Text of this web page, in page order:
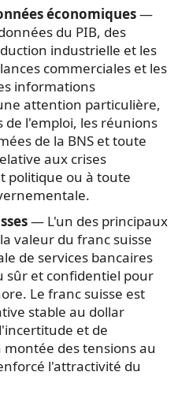
économiques—
du PIB, des
industrielle et les
commerciales et les
informations
attention particulière,
l'emploi, les réunions
de la BNS et toute
aux crises
politique ou à toute
— L'un des principaux
valeur du franc suisse
de services bancaires
sûr et confidentiel pour
Le franc suisse est
stable au dollar
et de
des tensions au
l'attractivité du